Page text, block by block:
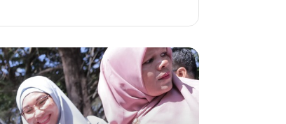
Generasi Hebat
Dua Pencuri di Baitussalam Dibekuk
Polisi